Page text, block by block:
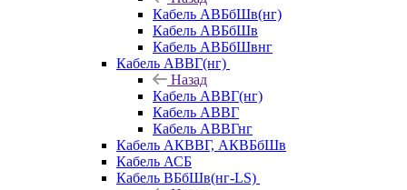
Кабель АВБбШв(нг)
Кабель АВБбШв
Кабель АВБбШвнг
Кабель АВВГ(нг)
Назад
Кабель АВВГ(нг)
Кабель АВВГ
Кабель АВВГнг
Кабель АКВВГ, АКВБбШв
Кабель АСБ
Кабель ВБбШв(нг-LS)